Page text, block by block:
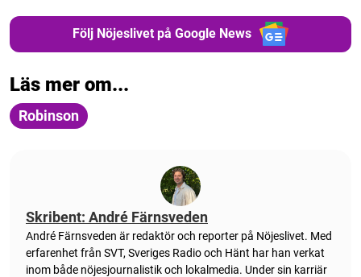
Följ Nöjeslivet på Google News
Läs mer om...
Robinson
Skribent: André Färnsveden
André Färnsveden är redaktör och reporter på Nöjeslivet. Med
erfarenhet från SVT, Sveriges Radio och Hänt har han verkat
inom både nöjesjournalistik och lokalmedia. Under sin karriär